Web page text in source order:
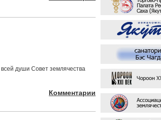
души Совет землячества
Комментарии